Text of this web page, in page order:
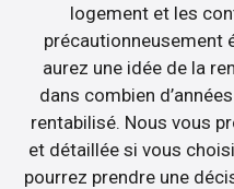
logement et les
précautionneusement
aurez une idée de la
dans combien
rentabilisé. Nous vous
et détaillée si vous
pourrez prendre une